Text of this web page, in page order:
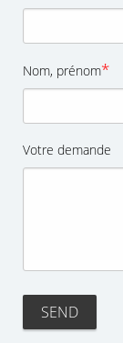
Nom, prénom*
Votre demande
SEND